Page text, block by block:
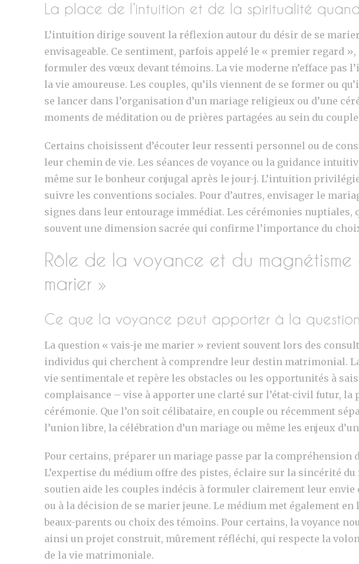
La place de l’intuition et de la spiritualité
L’intuition dirige souvent la réflexion autour du désir de se
envisageable. Ce sentiment, parfois appelé le « premier regard
formuler des vœux devant témoins. La vie moderne n’efface pas
la vie amoureuse. Les couples, qu’ils viennent de se former ou
se lancer dans l’organisation d’un mariage religieux ou d’une
moments de méditation ou de prières partagées au sein du
Certains choisissent d’écouter leur ressenti personnel ou de
leur chemin de vie. Les séances de voyance ou la guidance
même sur le bonheur conjugal après le jour-j. L’intuition
suivre les conventions sociales. Pour d’autres, envisager le
signes dans leur entourage immédiat. Les cérémonies nuptiales,
souvent une dimension sacrée qui confirme l’importance du
Rôle de la voyance et du
marier »
Ce que la voyance peut apporter à la question
La question « vais-je me marier » revient souvent lors des
individus qui cherchent à comprendre leur destin matrimonial.
vie sentimentale et repère les obstacles ou les opportunités à
complaisance – vise à apporter une clarté sur l’état-civil futur, la
cérémonie. Que l’on soit célibataire, en couple ou récemment
l’union libre, la célébration d’un mariage ou même les enjeux
Pour certains, préparer un mariage passe par la compréhension
L’expertise du médium offre des pistes, éclaire sur la sincérité
soutien aide les couples indécis à formuler clairement leur envie
ou à la décision de se marier jeune. Le médium met également
beaux-parents ou choix des témoins. Pour certains, la voyance
ainsi un projet construit, mûrement réfléchi, qui respecte la
de la vie matrimoniale.